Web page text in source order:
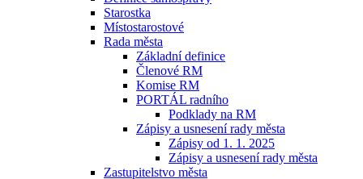
Starostka
Místostarostové
Rada města
Základní definice
Členové RM
Komise RM
PORTÁL radního
Podklady na RM
Zápisy a usnesení rady města
Zápisy od 1. 1. 2025
Zápisy a usnesení rady města
Zastupitelstvo města